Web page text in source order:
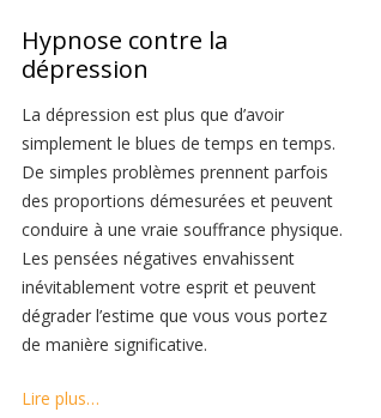
Hypnose contre la
dépression
La dépression est plus que d’avoir
simplement le blues de temps en temps.
De simples problèmes prennent parfois
des proportions démesurées et peuvent
conduire à une vraie souffrance physique.
Les pensées négatives envahissent
inévitablement votre esprit et peuvent
dégrader l’estime que vous vous portez
de manière significative.
Lire plus…